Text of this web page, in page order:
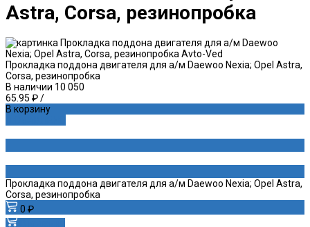
Astra, Corsa, резинопробка
Прокладка поддона двигателя для а/м Daewoo Nexia; Opel Astra,
Corsa, резинопробка
В наличии 10 050
65.95 ₽/
В корзину
Прокладка поддона двигателя для а/м Daewoo Nexia; Opel Astra,
Corsa, резинопробка
0 ₽